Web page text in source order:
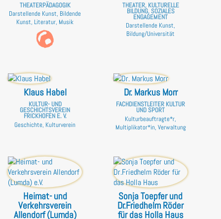
THEATERPÄDAGOGIK
Darstellende Kunst, Bildende
Kunst, Literatur, Musik
THEATER, KULTURELLE
BILDUNG, SOZIALES
ENGAGEMENT
Darstellende Kunst,
Bildung/Universität
Klaus Habel
KULTUR- UND
GESCHICHTSVEREIN
FRICKHOFEN E. V.
Geschichte, Kulturverein
Dr. Markus Morr
FACHDIENSTLEITER KULTUR
UND SPORT
Kulturbeauftragte*r,
Multiplikator*in, Verwaltung
Heimat- und
Verkehrsverein
Allendorf (Lumda)
Sonja Toepfer und
Dr.Friedhelm Röder
für das Holla Haus